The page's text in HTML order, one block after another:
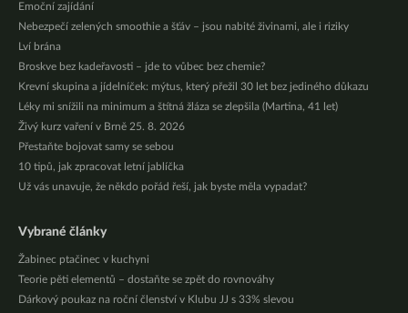
Emoční zajídání
Nebezpečí zelených smoothie a šťáv – jsou nabité živinami, ale i riziky
Lví brána
Broskve bez kadeřavosti – jde to vůbec bez chemie?
Krevní skupina a jídelníček: mýtus, který přežil 30 let bez jediného důkazu
Léky mi snížili na minimum a štítná žláza se zlepšila (Martina, 41 let)
Živý kurz vaření v Brně 25. 8. 2026
Přestaňte bojovat samy se sebou
10 tipů, jak zpracovat letní jablíčka
Už vás unavuje, že někdo pořád řeší, jak byste měla vypadat?
Vybrané články
Žabinec ptačinec v kuchyni
Teorie pěti elementů – dostaňte se zpět do rovnováhy
Dárkový poukaz na roční členství v Klubu JJ s 33% slevou